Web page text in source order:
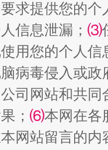
你上场
求提供您的个
信息泄漏； ⑶
用您的个人
病毒侵入或
司网站和共
； ⑹本网在各
网站留言的内